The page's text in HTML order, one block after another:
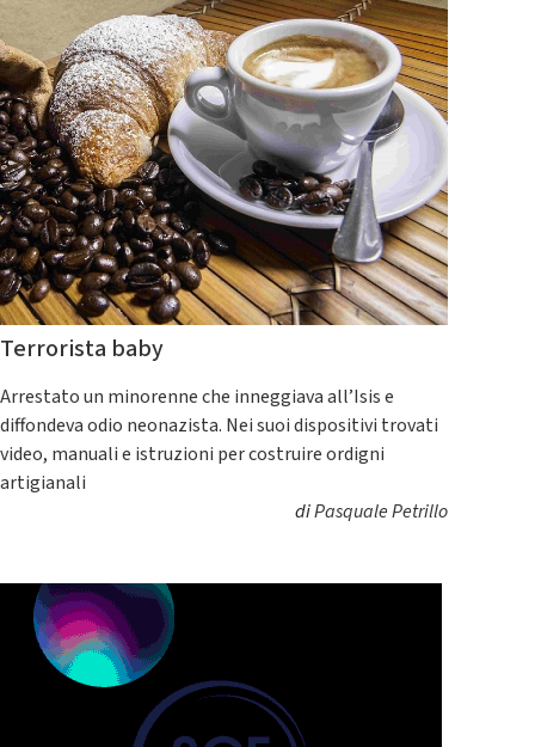
Terrorista baby
Arrestato un minorenne che inneggiava all’Isis e
diffondeva odio neonazista. Nei suoi dispositivi trovati
video, manuali e istruzioni per costruire ordigni
artigianali
diPasquale Petrillo